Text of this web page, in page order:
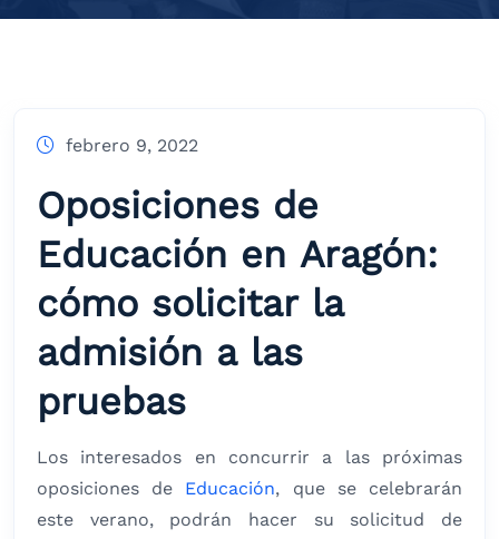
febrero 9, 2022
Oposiciones de
Educación en Aragón:
cómo solicitar la
admisión a las
pruebas
Los interesados en concurrir a las próximas
oposiciones de Educación, que se celebrarán
este verano, podrán hacer su solicitud de